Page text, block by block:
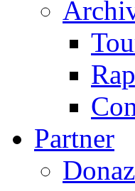
Partner